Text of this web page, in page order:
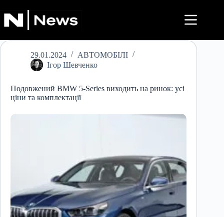
до
вмісту
29.01.2024
АВТОМОБІЛІ
Ігор Шевченко
Подовжений BMW 5-Series виходить на ринок: усі
ціни та комплектації